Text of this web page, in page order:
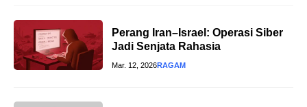
Perang Iran–Israel: Operasi Siber
Jadi Senjata Rahasia
Mar. 12, 2026RAGAM